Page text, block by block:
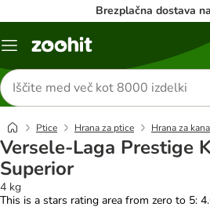
Brezplačna dostava
Meni
Iskanje
izdelkov
Ptice Hrana za ptice Hrana za
Versele-Laga Prestige
Superior
4 kg
This is a stars rating area from zero to 5: